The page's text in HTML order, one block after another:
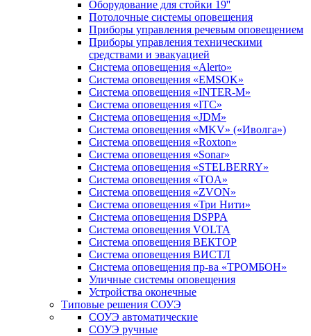
Оборудование для стойки 19''
Потолочные системы оповещения
Приборы управления речевым оповещением
Приборы управления техническими
средствами и эвакуацией
Система оповещения «Alerto»
Система оповещения «EMSOK»
Система оповещения «INTER-M»
Система оповещения «ITC»
Система оповещения «JDM»
Система оповещения «MKV» («Иволга»)
Система оповещения «Roxton»
Система оповещения «Sonar»
Система оповещения «STELBERRY»
Система оповещения «TOA»
Система оповещения «ZVON»
Система оповещения «Три Нити»
Система оповещения DSPPA
Система оповещения VOLTA
Система оповещения ВЕКТОР
Система оповещения ВИСТЛ
Система оповещения пр-ва «ТРОМБОН»
Уличные системы оповещения
Устройства оконечные
Типовые решения СОУЭ
СОУЭ автоматические
СОУЭ ручные